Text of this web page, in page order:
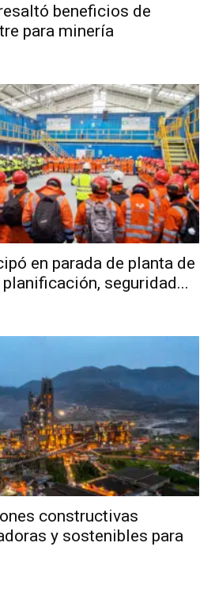
beneficios de
para minería
en parada de planta de
seguridad...
constructivas
y sostenibles para